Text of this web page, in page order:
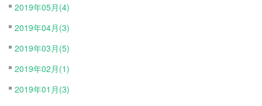
2019年05月(4)
2019年04月(3)
2019年03月(5)
2019年02月(1)
2019年01月(3)